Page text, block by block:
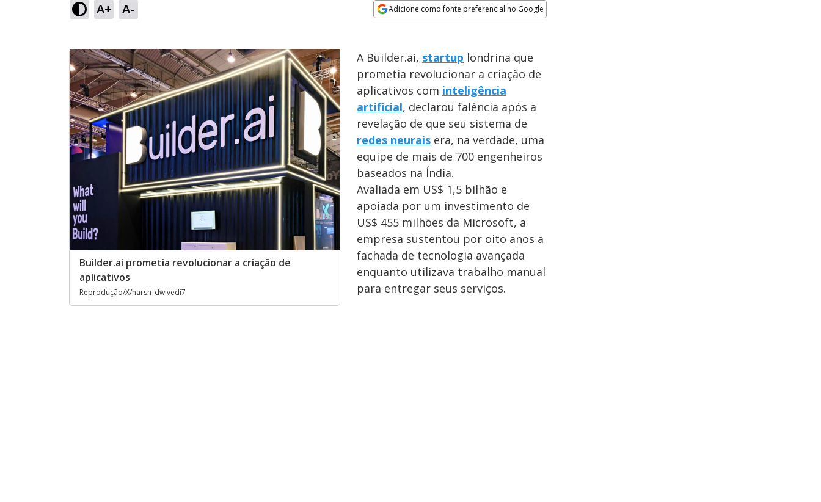
A+ A- Adicione como fonte preferencial no Google
Builder.ai prometia revolucionar a criação de
aplicativos
Reprodução/X/harsh_dwivedi7
A Builder.ai, startup londrina que
prometia revolucionar a criação de
aplicativos com inteligência
artificial, declarou falência após a
revelação de que seu sistema de
redes neurais era, na verdade, uma
equipe de mais de 700 engenheiros
baseados na Índia.
Avaliada em US$ 1,5 bilhão e
apoiada por um investimento de
US$ 455 milhões da Microsoft, a
empresa sustentou por oito anos a
fachada de tecnologia avançada
enquanto utilizava trabalho manual
para entregar seus serviços.